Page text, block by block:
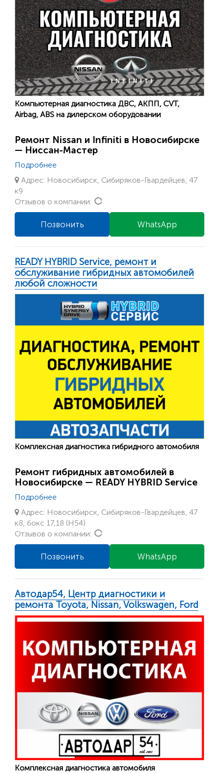
Компьютерная диагностика ДВС, АКПП, CVT,
Airbag, ABS на дилерском оборудовании
Ремонт Nissan и Infiniti в Новосибирске
— Ниссан-Мастер
Подробнее
Адрес: Новосибирск, Сибиряков-Гвардейцев, 47
к9
Отзывов о компании:
WhatsApp
Позвонить
READY HYBRID Service, ремонт и
обслуживание гибридных автомобилей
любой сложности
Комплексная диагностика гибридного автомобиля
Ремонт гибридных автомобилей в
Новосибирске — READY HYBRID Service
Подробнее
Адрес: Новосибирск, Сибиряков-Гвардейцев, 47
к8, бокс 17,18 (Н54)
Отзывов о компании:
WhatsApp
Позвонить
Автодар54, Центр диагностики и
ремонта Toyota, Nissan, Volkswagen, Ford
Комплексная диагностика автомобиля